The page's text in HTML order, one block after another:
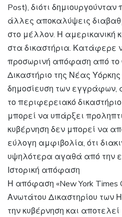
Post), διότι
άλλες αποκαλύψεις
στο μέλλον. Η αμερικανική
στα δικαστήρια. Κατάφερε
προσωρινή απόφαση από το
Δικαστήριο της Νέας
δημοσίευση των εγγράφων,
το περιφερειακό
μπορεί να υπάρξει
κυβέρνηση δεν μπορεί να
εύλογη αμφιβολία, ότι
υψηλότερα αγαθά από την
Ιστορική απόφαση
Η απόφαση «New York Times
Ανωτάτου Δικαστηρίου των
την κυβέρνηση και